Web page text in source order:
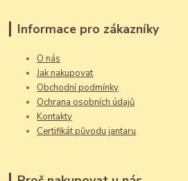
Informace pro zákazníky
O nás
Jak nakupovat
Obchodní podmínky
Ochrana osobních údajů
Kontakty
Certifikát původu jantaru